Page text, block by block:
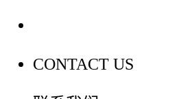
CONTACT US